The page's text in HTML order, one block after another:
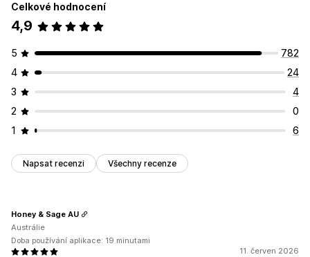
Animace
Pozadí Ohraničení
Styl
Velikost Popisky
Responzivní design pro mobilní zařízení
Pozice ikon
Ruční pozice Automatická pozice Oznamovací lišta
Vlastní stránky Stránka košíku Stránka pokladny
Domovská stránka
Vstupní stránky
Stránky produktů
Přizpůsobení
Pozice banneru
Animace
Geografické cílení
Celkové hodnocení
4,9
5
782
4
24
3
4
2
0
1
6
Napsat recenzi Všechny recenze
11. červen 2026
Honey & Sage AU
Austrálie
Doba používání aplikace: 19 minutami